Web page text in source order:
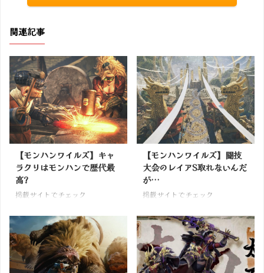
関連記事
【モンハンワイルズ】キャ
ラクリはモンハンで歴代最
高?
掲載サイトでチェック
【モンハンワイルズ】闘技
大会のレイアS取れないんだ
が…
掲載サイトでチェック